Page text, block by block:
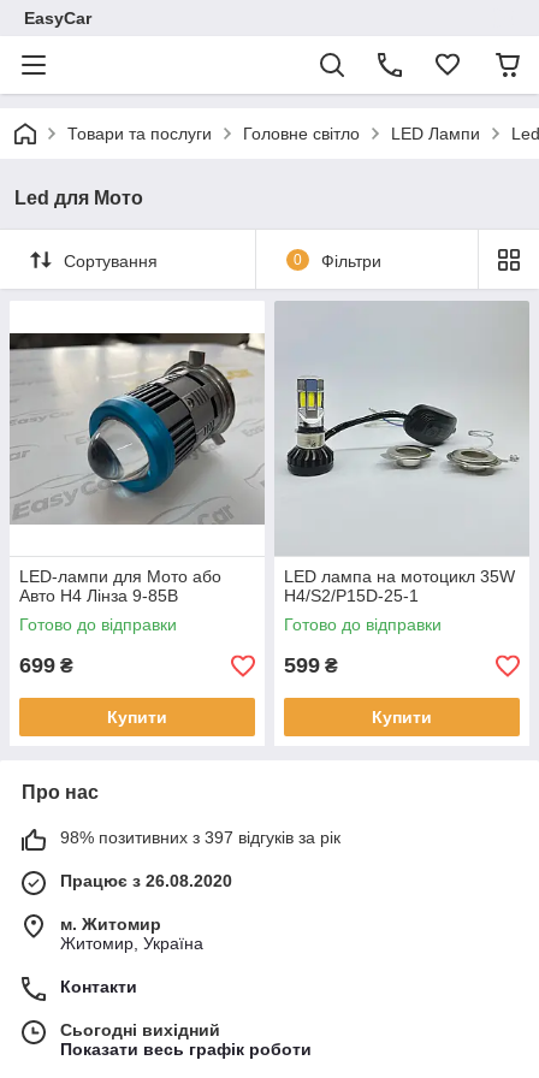
EasyCar
Товари та послуги Головне світло LED Лампи
Led для Мото
Сортування 0 Фільтри
LED-лампи для Мото або
Авто H4 Лінза 9-85В
Готово до відправки
699 ₴
Купити
LED лампа на мотоцикл 35W
H4/S2/P15D-25-1
Готово до відправки
599 ₴
Купити
Про нас
98% позитивних з 397 відгуків за рік
Працює з 26.08.2020
м. Житомир
Житомир, Україна
Контакти
Сьогодні вихідний
Показати весь графік роботи